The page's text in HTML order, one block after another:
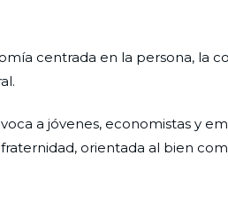
centrada en la persona, la
a jóvenes, economistas y
orientada al bien